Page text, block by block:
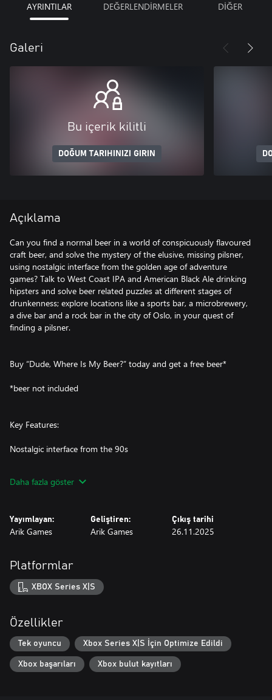
AYRINTILAR DEĞERLENDİRMELER DİĞER
Galeri
Bu içerik kilitli
DOĞUM TARIHINIZI GIRIN
Açıklama
Can you find a normal beer in a world of conspicuously flavoured
craft beer, and solve the mystery of the elusive, missing pilsner,
using nostalgic interface from the golden age of adventure
games? Talk to West Coast IPA and American Black Ale drinking
hipsters and solve beer related puzzles at different stages of
drunkenness; explore locations like a sports bar, a microbrewery,
a dive bar and a rock bar in the city of Oslo, in your quest of
finding a pilsner.
Buy “Dude, Where Is My Beer?” today and get a free beer*
*beer not included
Key Features:
Nostalgic interface from the 90s
level of inebriation
Daha fazla göster
Yayımlayan:
Arik Games
Geliştiren:
Arik Games
Çıkış tarihi
26.11.2025
Platformlar
XBOX Series X|S
Özellikler
Tek oyuncu Xbox Series X|S İçin Optimize Edildi
Xbox başarıları Xbox bulut kayıtları